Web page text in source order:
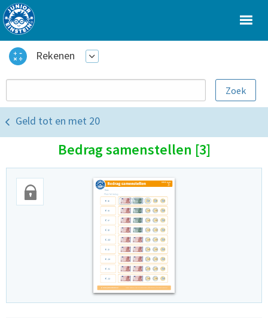
Rekenen
Geld tot en met 20
Bedrag samenstellen [3]